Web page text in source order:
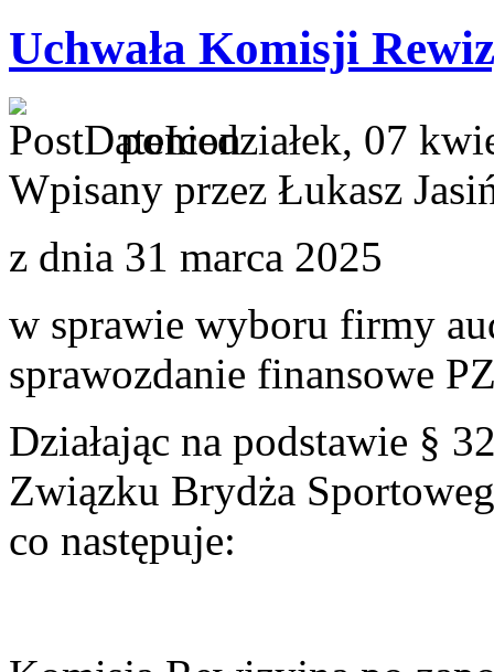
Uchwała Komisji
poniedziałek, 07
Wpisany przez Łukasz
z dnia 31 marca 2025
w sprawie wyboru firmy
sprawozdanie finansowe
Działając na podstawie §
Związku Brydża
co następuje: